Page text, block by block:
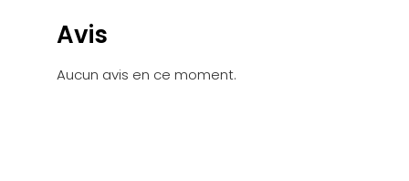
Avis
Aucun avis en ce moment.